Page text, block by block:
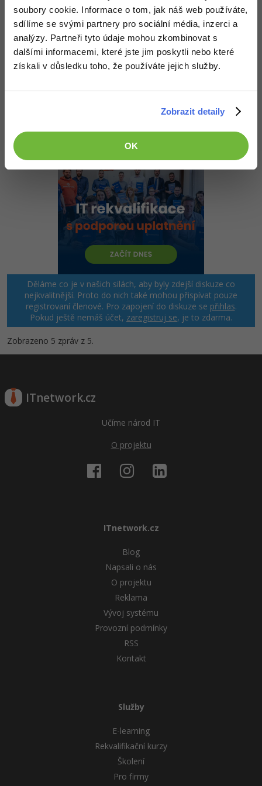
soubory cookie. Informace o tom, jak náš web používáte,
sdílíme se svými partnery pro sociální média, inzerci a
analýzy. Partneři tyto údaje mohou zkombinovat s
dalšími informacemi, které jste jim poskytli nebo které
získali v důsledku toho, že používáte jejich služby.
Zobrazit detaily
OK
Marketing -30%
WordPress
SEO -30%
UX
Copywriting -30%
MS Office -80%
Google Dokumenty
Time management
Windows
Linux
Sítě
Elektronický podpis
Adobe Illustrator -80%
Adobe Lightroom -30%
Adobe XD -15%
Adobe InDesign -25%
Inkscape
Fotografování -80%
Video
Ostatní
Fórum
Kariéra
Pro firmy
Nahoru
Odpovídá na matesax
Mediel
Tak když jako první napíšeš jednotku a potom veličinu, tak je to
matoucí
Tak není divu, že to tazatel třeba nepochopil na 100%
Děláme co je v našich silách, aby byly zdejší diskuze co
nejkvalitnější. Proto do nich také mohou přispívat pouze
registrovaní členové. Pro zapojení do diskuze se přihlas.
Pokud ještě nemáš účet, zaregistruj se, je to zdarma.
Zobrazeno 5 zpráv z 5.
ITnetwork.cz
Učíme národ IT
O projektu
ITnetwork.cz
Blog
Napsali o nás
O projektu
Reklama
Vývoj systému
Provozní podmínky
RSS
Kontakt
Služby
E-learning
Rekvalifikační kurzy
Školení
Pro firmy